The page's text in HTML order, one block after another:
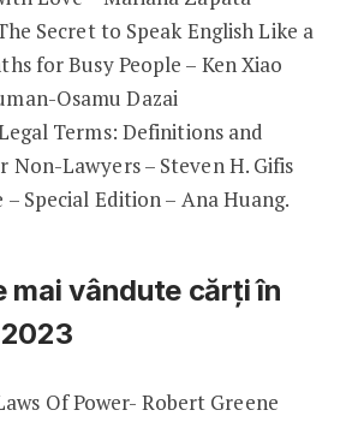
Secret to Speak English Like a
for Busy People – Ken Xiao
Osamu Dazai
Terms: Definitions and
Non-Lawyers – Steven H. Gifis
– Special Edition – Ana Huang.
mai vândute cărți în
Of Power- Robert Greene